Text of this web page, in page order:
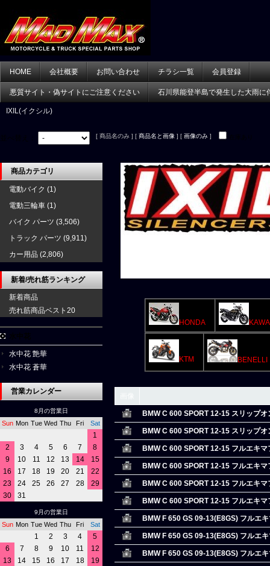
HOME 会社概要 お問い合わせ チラシ一覧 会員登録
悪質サイト・偽サイトにご注意ください 石川県能登半島で発生した大雨に
IXIL(イクシル)
[ 商品名のみ ] [ 商品名と画像 ] [ 画像のみ ]
HONDA
KTM BENELLI
BMW C 600 SPORT 12-15 スリップオ
BMW C 600 SPORT 12-15 スリップオ
BMW C 600 SPORT 12-15 フルエキマ
BMW C 600 SPORT 12-15 フルエキマ
BMW C 600 SPORT 12-15 フルエキマ
BMW C 600 SPORT 12-15 フルエキマ
BMW F 650 GS 09-13(E8GS) フルエ
BMW F 650 GS 09-13(E8GS) フルエ
BMW F 650 GS 09-13(E8GS) フルエ
商品カテゴリ
電動バイク (1)
電動三輪車 (1)
バイク パーツ (3,506)
トラック パーツ (9,911)
カー用品 (2,806)
新着/売れ筋ランキング
新着商品
売れ筋商品ベスト20
水中花 艶華
水中花 蒼華
営業カレンダー
8月の営業日
Sun Mon Tue Wed Thu Fri Sat
1
2
3 4 5 6 7
8
9
10 11 12 13 14
15
16
17 18 19 20 21
22
23
24 25 26 27 28
29
30
31
9月の営業日
Sun Mon Tue Wed Thu Fri Sat
1 2 3 4
5
6
7 8 9 10 11
12
13
14 15 16 17 18
19